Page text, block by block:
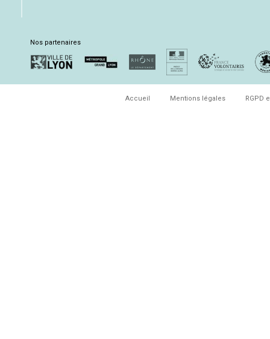
Nos partenaires
Accueil Mentions légales RGPD